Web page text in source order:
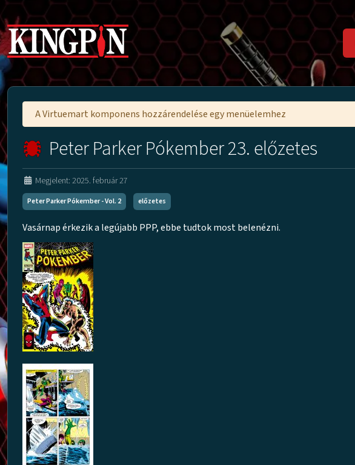
A Virtuemart komponens hozzárendelése egy menüelemhez
Peter Parker Pókember 23. előzetes
Megjelent: 2025. február 27
Peter Parker Pókember - Vol. 2 előzetes
Vasárnap érkezik a legújabb PPP, ebbe tudtok most belenézni.